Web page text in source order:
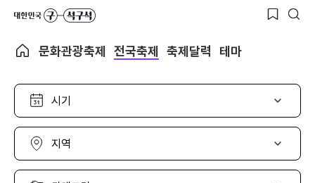
문화관광축제 전국축제 축제달력 테마
시
선
택
지
선
택
카